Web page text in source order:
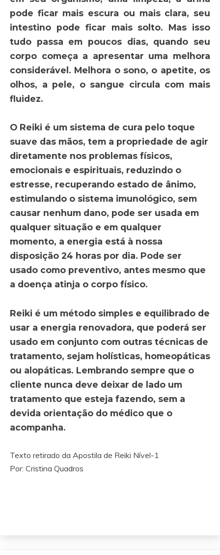
pode ficar mais escura ou mais clara, seu
intestino pode ficar mais solto. Mas isso
tudo passa em poucos dias, quando seu
corpo começa a apresentar uma melhora
considerável. Melhora o sono, o apetite, os
olhos, a pele, o sangue circula com mais
fluidez.
O Reiki é um sistema de cura pelo toque
suave das mãos, tem a propriedade de agir
diretamente nos problemas físicos,
emocionais e espirituais, reduzindo o
estresse, recuperando estado de ânimo,
estimulando o sistema imunológico, sem
causar nenhum dano, pode ser usada em
qualquer situação e em qualquer
momento, a energia está à nossa
disposição 24 horas por dia. Pode ser
usado como preventivo, antes mesmo que
a doença atinja o corpo físico.
Reiki é um método simples e equilibrado de
usar a energia renovadora, que poderá ser
usado em conjunto com outras técnicas de
tratamento, sejam holísticas, homeopáticas
ou alopáticas. Lembrando sempre que o
cliente nunca deve deixar de lado um
tratamento que esteja fazendo, sem a
devida orientação do médico que o
acompanha.
Texto retirado da Apostila de Reiki Nível-1
Por: Cristina Quadros